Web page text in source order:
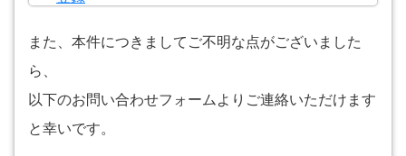
また、本件につきましてご不明な点がございました
ら、
以下のお問い合わせフォームよりご連絡いただけます
と幸いです。